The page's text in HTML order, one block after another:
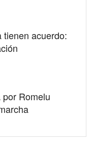
tienen acuerdo:
Romelu